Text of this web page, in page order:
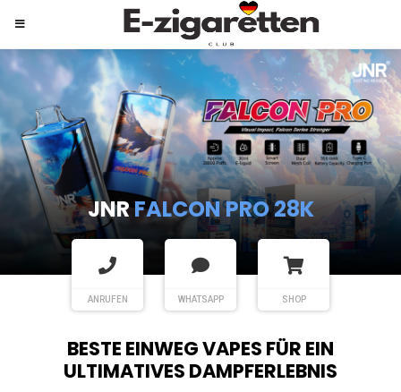
JNRSHISHA HOOKAH MAX
ANRUFEN WHATSAPP SHOP
BESTE EINWEG VAPES FÜR EIN
ULTIMATIVES DAMPFERLEBNIS